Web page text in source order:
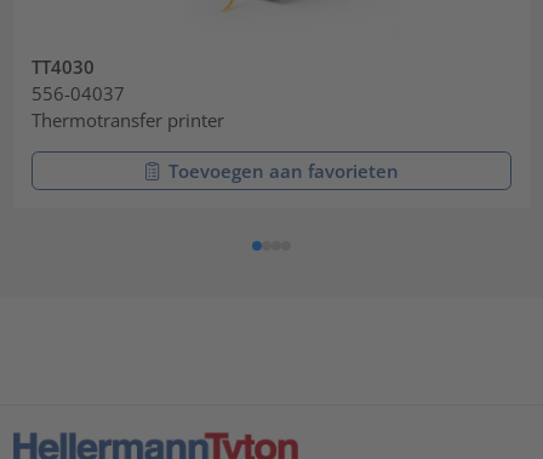
TT4030
556-04037
Thermotransfer printer
Toevoegen aan favorieten